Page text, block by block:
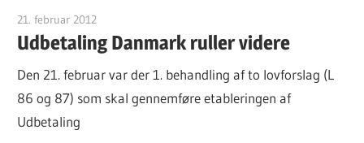
21. februar 2012
Udbetaling Danmark ruller videre
Den 21. februar var der 1. behandling af to lovforslag (L
86 og 87) som skal gennemføre etableringen af
Udbetaling